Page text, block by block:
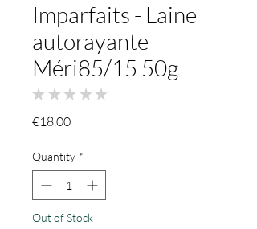
Imparfaits - Laine
autorayante -
Méri85/15 50g
★ ★ ★ ★ ★
€18.00Price
Quantity *
Out of Stock